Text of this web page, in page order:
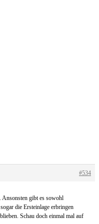
#534
Ansonsten gibt es sowohl
die Ersteinlage erbringen
Schau doch einmal mal auf